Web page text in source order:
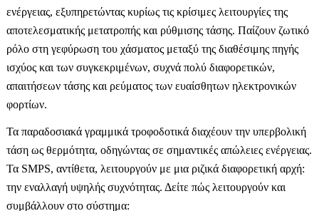
ενέργειας, εξυπηρετώντας κυρίως τις κρίσιμες λειτουργίες της
αποτελεσματικής μετατροπής και ρύθμισης τάσης. Παίζουν ζωτικό
ρόλο στη γεφύρωση του χάσματος μεταξύ της διαθέσιμης πηγής
ισχύος και των συγκεκριμένων, συχνά πολύ διαφορετικών,
απαιτήσεων τάσης και ρεύματος των ευαίσθητων ηλεκτρονικών
φορτίων.
Τα παραδοσιακά γραμμικά τροφοδοτικά διαχέουν την υπερβολική
τάση ως θερμότητα, οδηγώντας σε σημαντικές απώλειες ενέργειας.
Τα SMPS, αντίθετα, λειτουργούν με μια ριζικά διαφορετική αρχή:
την εναλλαγή υψηλής συχνότητας. Δείτε πώς λειτουργούν και
συμβάλλουν στο σύστημα: